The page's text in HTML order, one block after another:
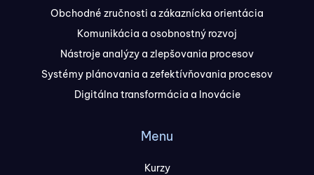
Obchodné zručnosti a zákaznícka orientácia
Komunikácia a osobnostný rozvoj
Nástroje analýzy a zlepšovania procesov
Systémy plánovania a zefektívňovania procesov
Digitálna transformácia a Inovácie
Menu
Kurzy